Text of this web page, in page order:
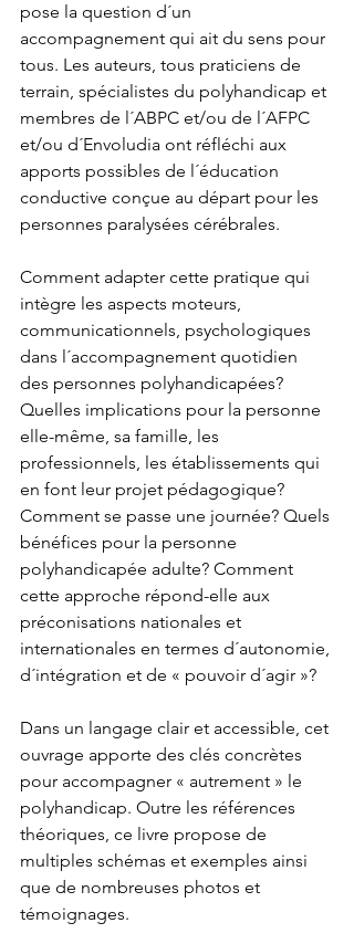
pose la question d´un
accompagnement qui ait du sens pour
tous. Les auteurs, tous praticiens de
terrain, spécialistes du polyhandicap et
membres de l´ABPC et/ou de l´AFPC
et/ou d´Envoludia ont réfléchi aux
apports possibles de l´éducation
conductive conçue au départ pour les
personnes paralysées cérébrales.
Comment adapter cette pratique qui
intègre les aspects moteurs,
communicationnels, psychologiques
dans l´accompagnement quotidien
des personnes polyhandicapées?
Quelles implications pour la personne
elle-même, sa famille, les
professionnels, les établissements qui
en font leur projet pédagogique?
Comment se passe une journée? Quels
bénéfices pour la personne
polyhandicapée adulte? Comment
cette approche répond-elle aux
préconisations nationales et
internationales en termes d´autonomie,
d´intégration et de « pouvoir d´agir »?
Dans un langage clair et accessible, cet
ouvrage apporte des clés concrètes
pour accompagner « autrement » le
polyhandicap. Outre les références
théoriques, ce livre propose de
multiples schémas et exemples ainsi
que de nombreuses photos et
témoignages.